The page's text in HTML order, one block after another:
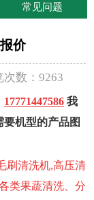
常见问题
价
次数：9263
17771447586 我
机型的产品图
刷清洗机,高压清
类果蔬清洗、分